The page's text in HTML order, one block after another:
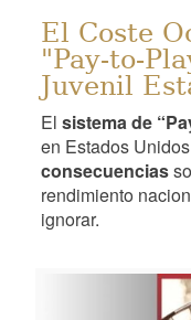
El Coste
"Pay-to-
Juvenil
Elsistema de
en Estados
consecuencias
rendimiento
ignorar.